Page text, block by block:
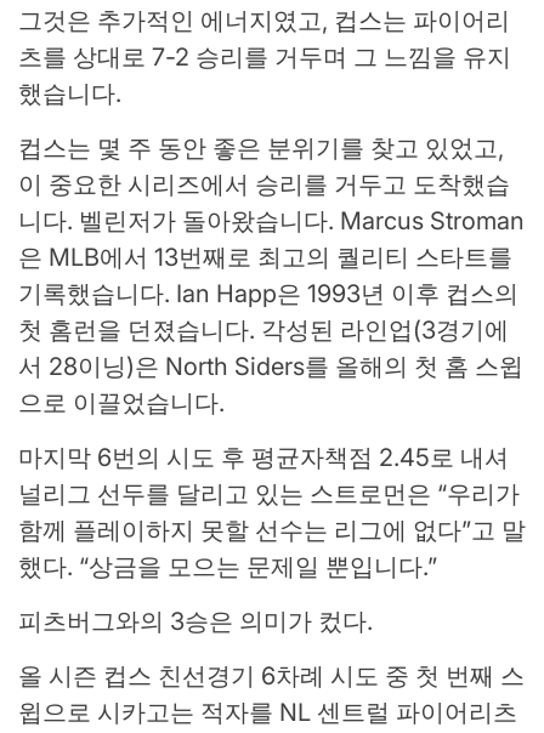
그것은 추가적인 에너지였고, 컵스는 파이어리
츠를 상대로 7-2 승리를 거두며 그 느낌을 유지
했습니다.
컵스는 몇 주 동안 좋은 분위기를 찾고 있었고,
이 중요한 시리즈에서 승리를 거두고 도착했습
니다. 벨린저가 돌아왔습니다. Marcus Stroman
은 MLB에서 13번째로 최고의 퀄리티 스타트를
기록했습니다. Ian Happ은 1993년 이후 컵스의
첫 홈런을 던졌습니다. 각성된 라인업(3경기에
서 28이닝)은 North Siders를 올해의 첫 홈 스윕
으로 이끌었습니다.
마지막 6번의 시도 후 평균자책점 2.45로 내셔
널리그 선두를 달리고 있는 스트로먼은 “우리가
함께 플레이하지 못할 선수는 리그에 없다”고 말
했다. “상금을 모으는 문제일 뿐입니다.”
피츠버그와의 3승은 의미가 컸다.
올 시즌 컵스 친선경기 6차례 시도 중 첫 번째 스
윕으로 시카고는 적자를 NL 센트럴 파이어리츠